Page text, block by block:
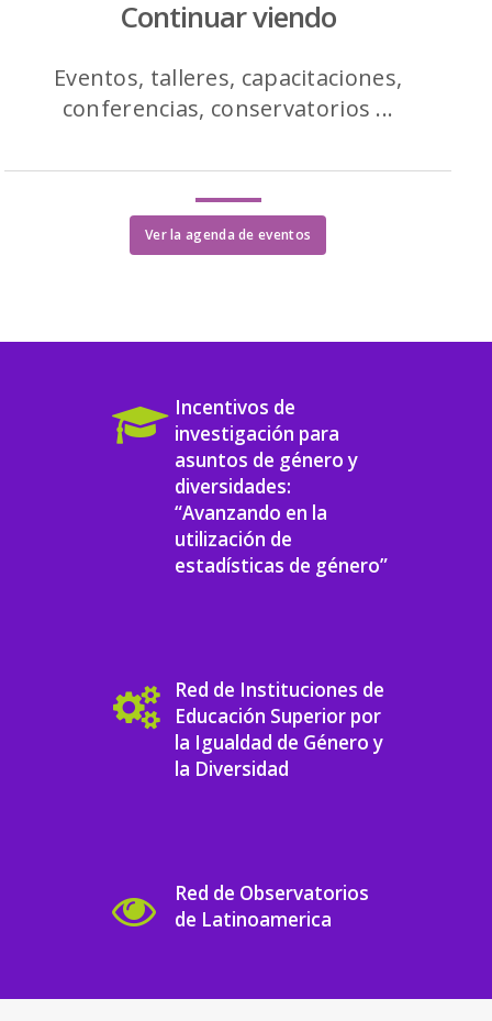
Continuar viendo
Eventos, talleres, capacitaciones,
conferencias, conservatorios ...
Ver la agenda de eventos
Incentivos de
investigación para
asuntos de género y
diversidades:
“Avanzando en la
utilización de
estadísticas de género”
Red de Instituciones de
Educación Superior por
la Igualdad de Género y
la Diversidad
Red de Observatorios
de Latinoamerica